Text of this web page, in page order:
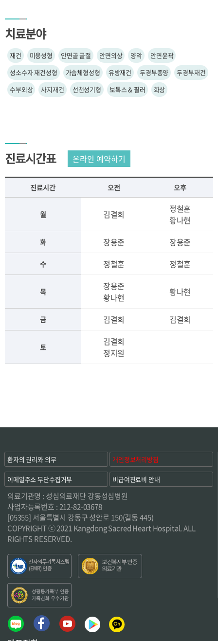
건강정보
건강TV 질환정보
연혁
안전보건경영방침
병원소식
병원체험교실
치료분야
재건 미용성형 안면골 골절 안면외상 양악
안면윤곽
성소수자 재건성형
가슴체형성형 유방재건 두경부종양
두경부재건
수부외상
사지재건 선천성기형 보톡스 & 필러 화상
진료시간표
진료시간 오전 오후
월 김결희
정철훈
황나현
화 장용준 장용준
수 정철훈 정철훈
목
장용준
황나현
황나현
금 김결희 김결희
토
김결희
정지원
환자의 권리와 의무 개인정보처리방침
이메일주소 무단수집거부 비급여진료비 안내
의료기관명 : 성심의료재단 강동성심병원
사업자등록번호 : 212-82-03678
[05355] 서울특별시 강동구 성안로 150(길동 445)
COPYRIGHT ⓒ 2021 Kangdong Sacred Heart Hospital. ALL
RIGHTS RESERVED.